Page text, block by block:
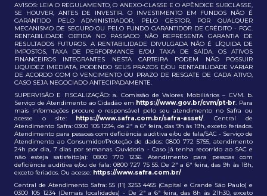
AVISOS: LEIA O REGULAMENTO, O ANEXO-CLASSE E O APÊNDICE SUBCLASSE,
SE HOUVER, ANTES DE INVESTIR. O INVESTIMENTO EM FUNDOS NÃO É
GARANTIDO PELO ADMINISTRADOR, PELO GESTOR, POR QUALQUER
MECANISMO DE SEGURO OU PELO FUNDO GARANTIDOR DE CRÉDITO - FGC.
RENTABILIDADE OBTIDA NO PASSADO NÃO REPRESENTA GARANTIA DE
RESULTADOS FUTUROS. A RENTABILIDADE DIVULGADA NÃO É LÍQUIDA DE
IMPOSTOS, TAXA DE PERFORMANCE E/OU TAXA DE SAÍDA. OS ATIVOS
FINANCEIROS INTEGRANTES NESTA CARTEIRA PODEM NÃO POSSUIR
LIQUIDEZ IMEDIATA, PODENDO SEUS PRAZOS E/OU RENTABILIDADE VARIAR
DE ACORDO COM O VENCIMENTO OU PRAZO DE RESGATE DE CADA ATIVO,
CASO SEJA NEGOCIADO ANTECIPADAMENTE.
SUPERVISÃO E FISCALIZAÇÃO: a. Comissão de Valores Mobiliários – CVM. b.
Serviço de Atendimento ao Cidadão em https://www.gov.br/cvm/pt-br. Para
mais informações procure o responsável pelo seu atendimento no Safra ou
acesse o site: https://www.safra.com.br/safra-asset/. Central de
Atendimento Safra: 0300 105 1234, de 2ª a 6ª feira, das 9h às 19h, exceto feriados.
Atendimento para pessoas com deficiência auditiva e/ou de fala/SAC - Serviço de
Atendimento ao Consumidor/Proteção de dados: 0800 772 5755, atendimento
24h por dia, 7 dias por semanas. Ouvidoria - Caso já tenha recorrido ao SAC e
não esteja satisfeito(a): 0800 770 1236. Atendimento para pessoas com
deficiência auditiva e/ou de fala: 0800 727 75 55. De 2ª a 6ª feira, das 9h às 18h,
exceto feriados. Ou acesse: https://www.safra.com.br/
Central de Atendimento Safra: 55 (11) 3253 4455 (Capital e Grande São Paulo) e
0300 105 1234 (Demais localidades) - De 2ª a 6ª feira, das 8h às 21h30, exceto